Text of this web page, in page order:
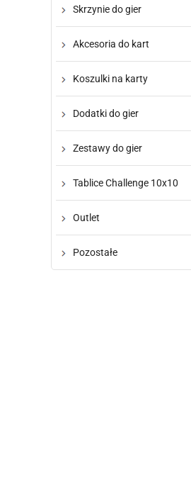
Skrzynie do gier
Akcesoria do kart
Koszulki na karty
Dodatki do gier
Zestawy do gier
Tablice Challenge 10x10
Outlet
Pozostałe